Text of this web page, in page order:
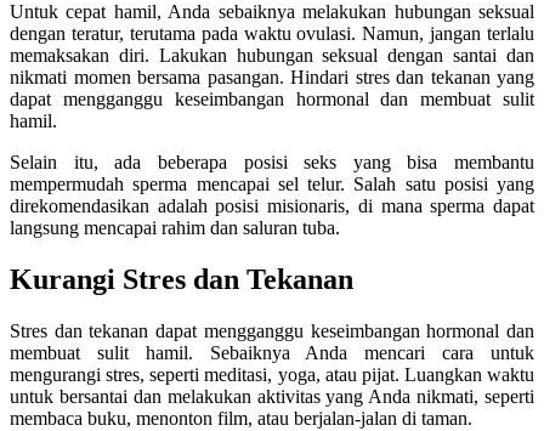
Untuk cepat hamil, Anda sebaiknya melakukan hubungan seksual
dengan teratur, terutama pada waktu ovulasi. Namun, jangan terlalu
memaksakan diri. Lakukan hubungan seksual dengan santai dan
nikmati momen bersama pasangan. Hindari stres dan tekanan yang
dapat mengganggu keseimbangan hormonal dan membuat sulit
hamil.
Selain itu, ada beberapa posisi seks yang bisa membantu
mempermudah sperma mencapai sel telur. Salah satu posisi yang
direkomendasikan adalah posisi misionaris, di mana sperma dapat
langsung mencapai rahim dan saluran tuba.
Kurangi Stres dan Tekanan
Stres dan tekanan dapat mengganggu keseimbangan hormonal dan
membuat sulit hamil. Sebaiknya Anda mencari cara untuk
mengurangi stres, seperti meditasi, yoga, atau pijat. Luangkan waktu
untuk bersantai dan melakukan aktivitas yang Anda nikmati, seperti
membaca buku, menonton film, atau berjalan-jalan di taman.